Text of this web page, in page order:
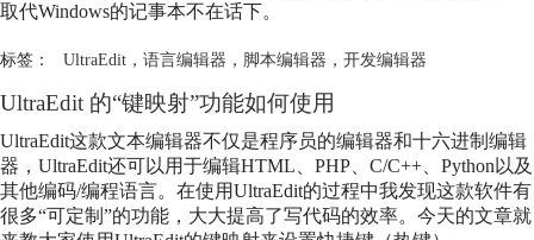
取代Windows的记事本不在话下。
标签： UltraEdit， 语言编辑器 ， 脚本编辑器 ， 开发编辑器
UltraEdit 的“键映射”功能如何使用
UltraEdit这款文本编辑器不仅是程序员的编辑器和十六进制编辑
器，UltraEdit还可以用于编辑HTML、PHP、C/C++、Python以及
其他编码/编程语言。在使用UltraEdit的过程中我发现这款软件有
很多“可定制”的功能，大大提高了写代码的效率。今天的文章就